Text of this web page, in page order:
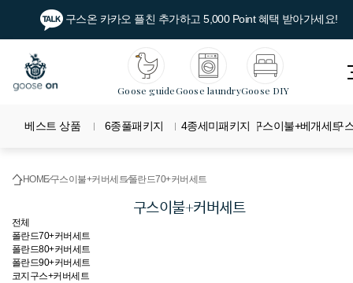
구스온 카카오 플친 추가하고 5,000 Point 혜택 받아가세요!
Goose guideGoose laundryGoose DIY
베스트 상품 6종풀패키지 4종세미패키지 구스이불+베개세트
구
HOME구스이불+커버세트폴란드70+커버세트
구스이불+커버세트
전체
폴란드70+커버세트
폴란드80+커버세트
폴란드90+커버세트
코지구스+커버세트